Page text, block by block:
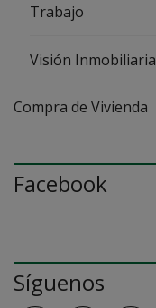
Trabajo
Visión Inmobiliaria
Compra de Vivienda
Facebook
Síguenos